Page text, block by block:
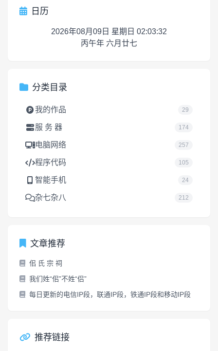
日历
2026年08月09日 星期日 02:03:32
丙午年 六月廿七
分类目录
我的作品 29
服 务 器 174
电脑网络 257
程序代码 105
智能手机 24
杂七杂八 212
文章推荐
佀 氏 宗 祠
我们姓“佀”不姓“侣”
每日更新的电信IP段，联通IP段，铁通IP段和移动IP段
推荐链接